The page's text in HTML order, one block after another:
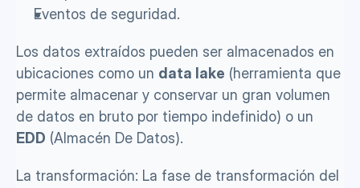
Eventos de seguridad.
Los datos extraídos pueden ser almacenados en
ubicaciones como un data lake (herramienta que
permite almacenar y conservar un gran volumen
EDD (Almacén De Datos).
La transformación: La fase de transformación del